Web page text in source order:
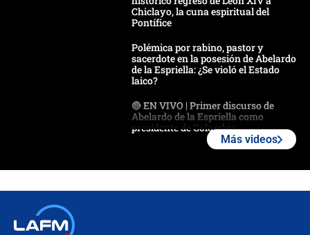
Chiclayo, la cuna espiritual del
Pontífice
Polémica por rabino, pastor y
sacerdote en la posesión de Abelardo
de la Espriella: ¿Se violó el Estado
laico?
🔴 EN VIVO | Primer discurso de
Abelardo de la Espriella como
presidente de Colombia
Más videos